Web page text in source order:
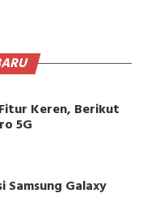
Keren, Berikut
5G
Samsung Galaxy